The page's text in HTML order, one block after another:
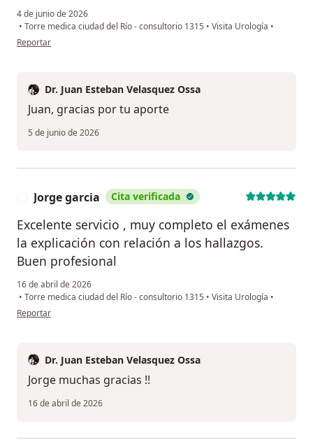
4 de junio de 2026
• Torre medica ciudad del Río - consultorio 1315 • Visita Urología •
en opinión del usuario JJMazo
Reportar
Dr. Juan Esteban Velasquez Ossa
Juan, gracias por tu aporte
5 de junio de 2026
Jorge garcia Cita verificada
Excelente servicio , muy completo el exámenes
la explicación con relación a los hallazgos.
Buen profesional
16 de abril de 2026
• Torre medica ciudad del Río - consultorio 1315 • Visita Urología •
en opinión del usuario Jorge garcia
Reportar
Dr. Juan Esteban Velasquez Ossa
Jorge muchas gracias !!
16 de abril de 2026